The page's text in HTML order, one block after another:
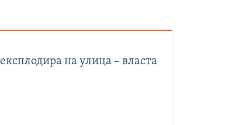
на улица – власта